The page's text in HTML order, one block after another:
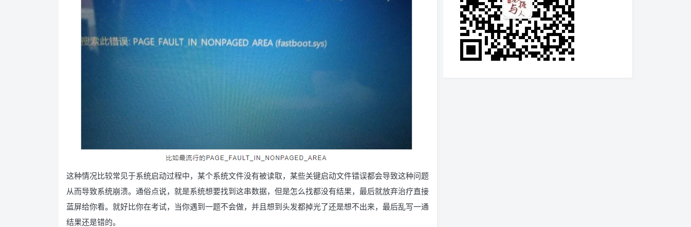
这种情况比较常见于系统启动过程中，某个系统文件没有被读取，某些关键启动文件错误都会导致这种问题
从而导致系统崩溃。通俗点说，就是系统想要找到这串数据，但是怎么找都没有结果，最后就放弃治疗直接
蓝屏给你看。就好比你在考试，当你遇到一题不会做，并且想到头发都掉光了还是想不出来，最后乱写一通
结果还是错的。